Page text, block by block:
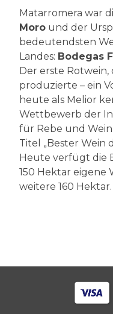
Matarromera war
Moro und der
bedeutendsten
Landes: Bodegas
Der erste
produzierte – ein
heute als Melior
Wettbewerb der
für Rebe und
Titel „Bester Wein
Heute verfügt die
150 Hektar
weitere 160 Hektar.